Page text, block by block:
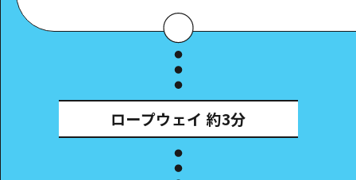
スポット詳細
ロープウェイ 約3分